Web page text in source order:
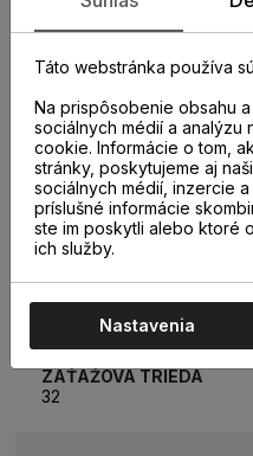
KATEGÓRIA
Laminátové parkety
KOLEKCIA
Super Natural
ROZMER LAMELY
1288 x 195mm
ROZMER BALÍKA
2,26m2 (9 lamiel)
ZÁŤAŽOVÁ TRIEDA
32
Táto webstránka používa
Na prispôsobenie obsahu
sociálnych médií a analýzu
cookie. Informácie o tom,
stránky, poskytujeme aj
sociálnych médií, inzercie
príslušné informácie
ste im poskytli alebo ktoré
ich služby.
Nastavenia